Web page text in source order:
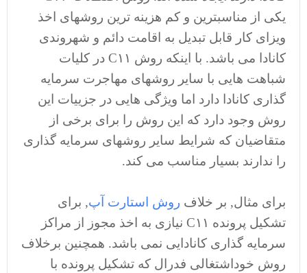
یکی از مناسبترین و کم هزینه ترین روشهای اخذ
ویزای کار قابل تبدیل به اقامت دائم و شهروندی
کانادا می باشد. با اینکه روش C۱۱ در کلیات
شباهت هایی با سایر روشهای مهاجرت سرمایه
گذاری کانادا دارد اما ویژگی هایی در جزییات این
روش وجود دارد که این روش را برای برخی از
متقاضیان که شرایط سایر روشهای سرمایه گذاری
را ندارند بسیار مناسب می کند.
برای مثال, بر خلاف روش استارت آپ, برای
تشکیل پرونده C۱۱ نیازی به اخذ مجوز از مراکز
سرمایه گذاری کانادایی نمی باشد. همچنین برخلاف
روش خوداشتغالی فدرال که تشکیل پرونده با